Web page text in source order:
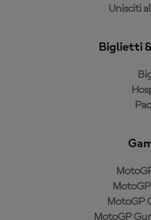
Unisciti
Biglietti
MotoGP
MotoGP